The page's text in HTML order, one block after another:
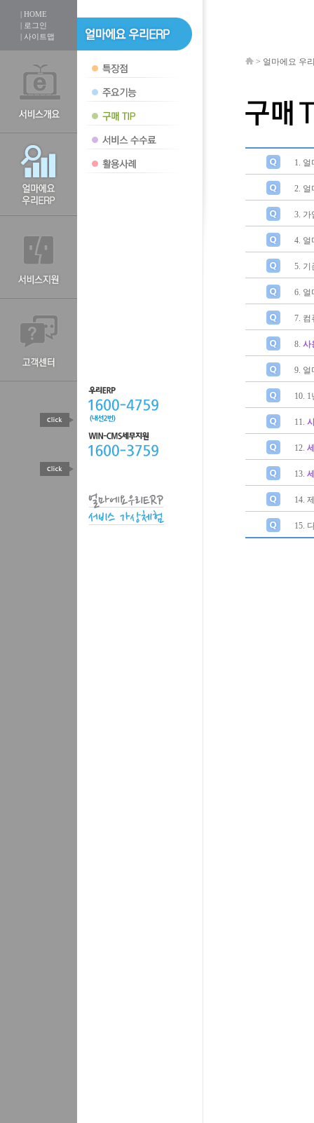
| HOME
| 로그인
| 사이트맵
> 얼마에요 우
1.
2. 얼
3. 가
4. 얼
5. 기
6. 얼
7. 컴
8. 사
9. 얼
10.
11.
12.
13.
14.
15.